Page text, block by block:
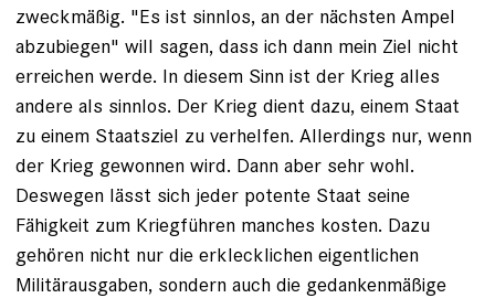
zweckmäßig. "Es ist sinnlos, an der nächsten Ampel
abzubiegen" will sagen, dass ich dann mein Ziel nicht
erreichen werde. In diesem Sinn ist der Krieg alles
andere als sinnlos. Der Krieg dient dazu, einem Staat
zu einem Staatsziel zu verhelfen. Allerdings nur, wenn
der Krieg gewonnen wird. Dann aber sehr wohl.
Deswegen lässt sich jeder potente Staat seine
Fähigkeit zum Kriegführen manches kosten. Dazu
gehören nicht nur die erklecklichen eigentlichen
Militärausgaben, sondern auch die gedankenmäßige